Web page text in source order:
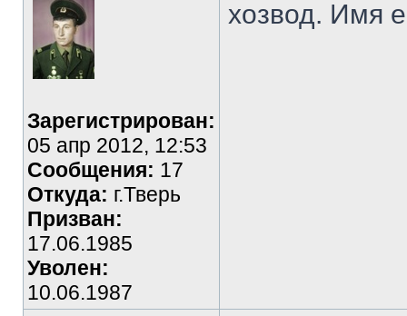
Зарегистрирован:
05 апр 2012, 12:53
Сообщения: 17
Откуда: г.Тверь
Призван:
17.06.1985
Уволен:
10.06.1987
хозвод. Имя